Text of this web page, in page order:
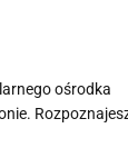
ośrodka